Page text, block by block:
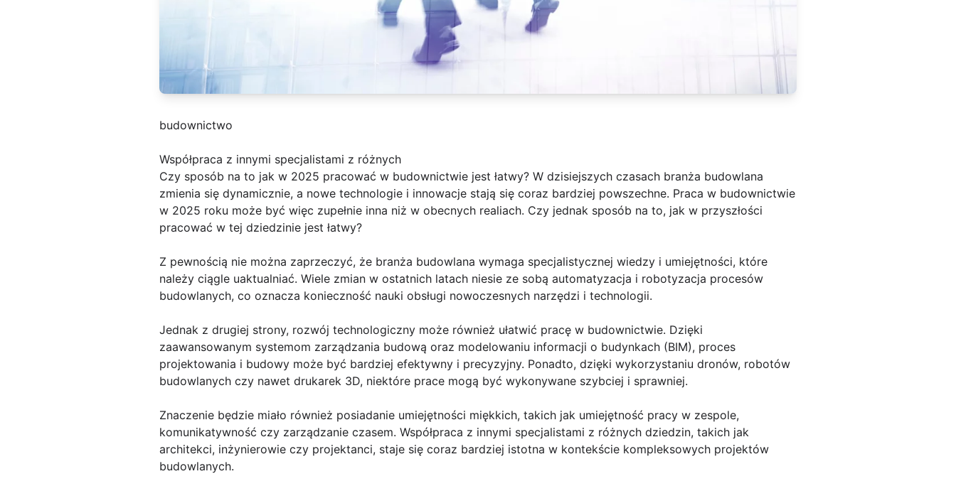
budownictwo
Współpraca z innymi specjalistami z różnych
Czy sposób na to jak w 2025 pracować w budownictwie jest łatwy? W dzisiejszych czasach branża budowlana
zmienia się dynamicznie, a nowe technologie i innowacje stają się coraz bardziej powszechne. Praca w budownictwie
w 2025 roku może być więc zupełnie inna niż w obecnych realiach. Czy jednak sposób na to, jak w przyszłości
pracować w tej dziedzinie jest łatwy?
Z pewnością nie można zaprzeczyć, że branża budowlana wymaga specjalistycznej wiedzy i umiejętności, które
należy ciągle uaktualniać. Wiele zmian w ostatnich latach niesie ze sobą automatyzacja i robotyzacja procesów
budowlanych, co oznacza konieczność nauki obsługi nowoczesnych narzędzi i technologii.
Jednak z drugiej strony, rozwój technologiczny może również ułatwić pracę w budownictwie. Dzięki
zaawansowanym systemom zarządzania budową oraz modelowaniu informacji o budynkach (BIM), proces
projektowania i budowy może być bardziej efektywny i precyzyjny. Ponadto, dzięki wykorzystaniu dronów, robotów
budowlanych czy nawet drukarek 3D, niektóre prace mogą być wykonywane szybciej i sprawniej.
Znaczenie będzie miało również posiadanie umiejętności miękkich, takich jak umiejętność pracy w zespole,
komunikatywność czy zarządzanie czasem. Współpraca z innymi specjalistami z różnych dziedzin, takich jak
architekci, inżynierowie czy projektanci, staje się coraz bardziej istotna w kontekście kompleksowych projektów
budowlanych.